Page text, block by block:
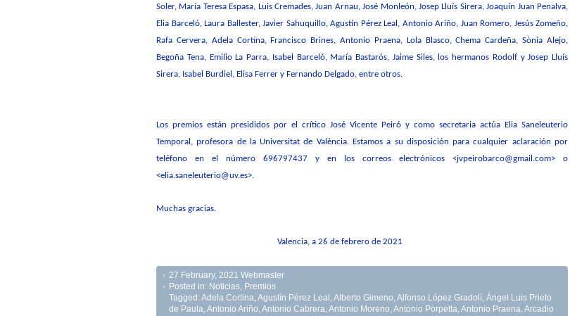
Soler, María Teresa Espasa, Luis Cremades, Juan Arnau, José Monleón, Josep Lluís Sirera, Joaquín Juan Penalva,
Elia Barceló, Laura Ballester, Javier Sahuquillo, Agustín Pérez Leal, Antonio Ariño, Juan Romero, Jesús Zomeño,
Rafa Cervera, Adela Cortina, Francisco Brines, Antonio Praena, Lola Blasco,Chema Cardeña,Sònia Alejo,
Begoña Tena, Emilio La Parra, Isabel Barceló, María Bastarós, Jaime Siles, los hermanos Rodolf y Josep Lluís
Sirera, Isabel Burdiel, Elisa Ferrer y Fernando Delgado, entre otros.
Los premios están presididos por el crítico José Vicente Peiró y como secretaria actúa Elia Saneleuterio
Temporal
,profesora de la Universitat de València. Estamos a su disposición para cualquier aclaración por
teléfono en el número 696797437 y en los correos electrónicos <jvpeirobarco@gmail.com> o
<elia.saneleuterio@uv.es>.
Muchas gracias.
Valencia, a 26 de febrero de 2021
27 February, 2021 Webmaster
Posted in: Noticias
Premios
Tagged: Adela Cortina Agustín Pérez Leal Alberto Gimeno Alfonso López Gradolí Ángel Luis Prieto
de Paula Antonio Ariño Antonio Cabrera Antonio Moreno Antonio Porpetta Antonio Praena Arcadio